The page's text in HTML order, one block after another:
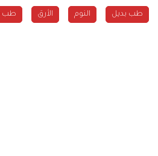
طب بديل النوم الأرق طب